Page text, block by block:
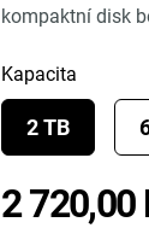
kompaktní disk
Kapacita
2 TB
2 720,00